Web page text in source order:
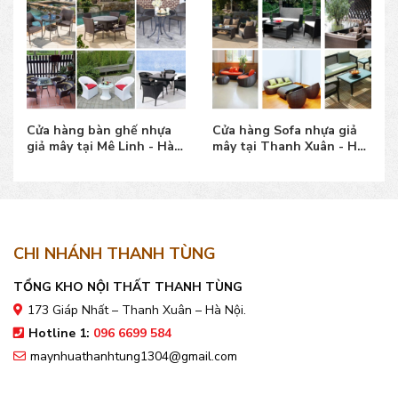
Cửa hàng bàn ghế nhựa
giả mây tại Mê Linh - Hà
Cửa hàng Sofa nhựa giả
mây tại Thanh Xuân - Hà
CHI NHÁNH THANH TÙNG
TỔNG KHO NỘI THẤT THANH TÙNG
173 Giáp Nhất – Thanh Xuân – Hà Nội.
Hotline 1: 096 6699 584
maynhuathanhtung1304@gmail.com